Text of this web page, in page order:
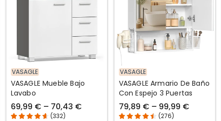
VASAGLE
VASAGLE Mueble Bajo
Lavabo
69,99 € – 70,43 €
(332)
VASAGLE
VASAGLE Armario De Baño
Con Espejo 3 Puertas
79,89 € – 99,99 €
(276)